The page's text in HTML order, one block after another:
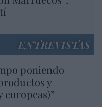
ENTREVISTAS
poniendo
y
europeas)”